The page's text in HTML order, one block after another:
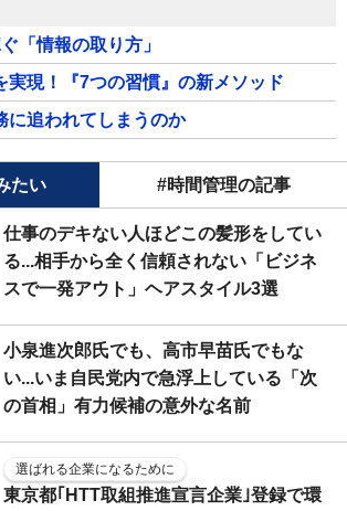
「情報の取り方」
実現！『7つの習慣』の新メソッド
に追われてしまうのか
たい #時間管理の記事
仕事のデキない人ほどこの髪形をしてい
る...相手から全く信頼されない「ビジネ
スで一発アウト」ヘアスタイル3選
小泉進次郎氏でも、高市早苗氏でもな
い...いま自民党内で急浮上している「次
の首相」有力候補の意外な名前
選ばれる企業になるために
東京都｢HTT取組推進宣言企業｣登録で環